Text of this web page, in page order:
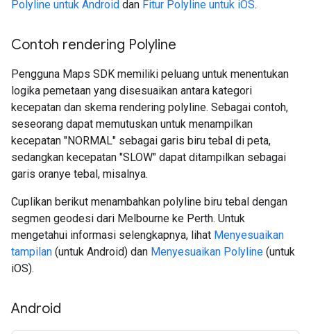
Polyline untuk Android dan Fitur Polyline untuk iOS.
Contoh rendering Polyline
Pengguna Maps SDK memiliki peluang untuk menentukan
logika pemetaan yang disesuaikan antara kategori
kecepatan dan skema rendering polyline. Sebagai contoh,
seseorang dapat memutuskan untuk menampilkan
kecepatan "NORMAL" sebagai garis biru tebal di peta,
sedangkan kecepatan "SLOW" dapat ditampilkan sebagai
garis oranye tebal, misalnya.
Cuplikan berikut menambahkan polyline biru tebal dengan
segmen geodesi dari Melbourne ke Perth. Untuk
mengetahui informasi selengkapnya, lihat Menyesuaikan
tampilan (untuk Android) dan Menyesuaikan Polyline (untuk
iOS).
Android